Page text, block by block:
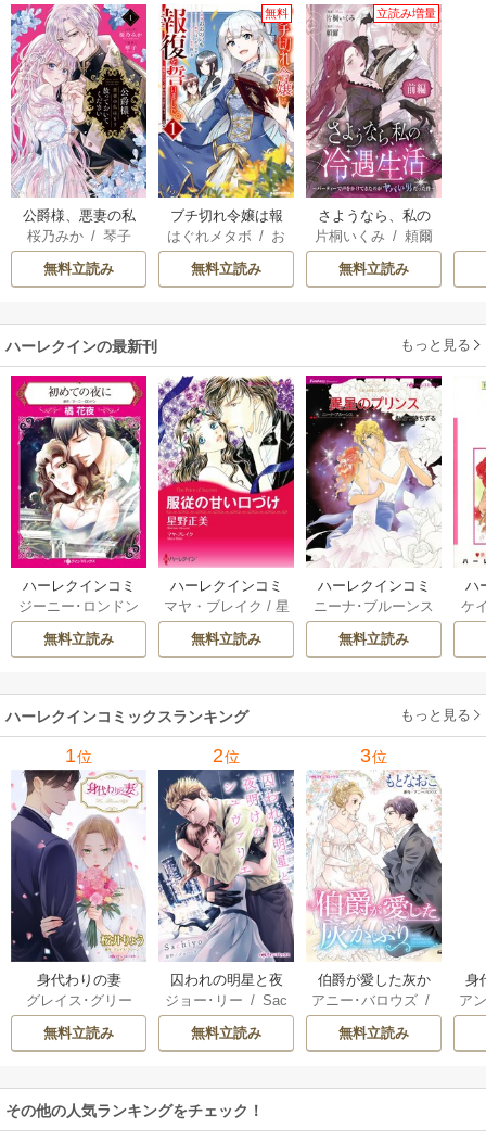
公爵様、悪妻の私
はもう放っておい
てください
桜乃みか/ 琴子
無料立読み
無料
ブチ切れ令嬢は報
復を誓いました。
はぐれメタボ / お
おのいも/昌未
無料立読み
立読み増量
さようなら、私の
冷遇生活 ～パーテ
ィーで声をかけて
きたのがヤバい男
片桐いくみ / 頼爾
無料立読み
ハーレクインの最新刊 もっと見る
ハーレクインコミ
ックス セット 202
6年 vol.1064 1巻
ジーニー･ロンドン
橘花夜/ メアリ
ー･ライアンズ
ーガン/星合操/ア
ン･ウィール/ 津寺
里可子
無料立読み
ハーレクインコミ
ックス セット 202
6年 vol.1002 1巻
マヤ・ブレイク / 星
野正美/ ヘレン･ブ
ルックス/のわきね
ウェイ/一重夕子
無料立読み
ハーレクインコミ
ックス セット 202
6年 vol.1063 1巻
ニーナ･ブルーンス
おおつきちずる
レベッカ･ヨーク
ーディ/海野みつる
サラ･ウッド/流
水凛子
無料立読み
ハ
ッ
ケ
ザ
ハーレクインコミックスランキング もっと見る
1位
身代わりの妻
グレイス･グリー
/桜井りょう
無料立読み
2位
囚われの明星と夜
明けのシュヴァリ
エ
ジョー･リー /Sac
hiyo
無料立読み
3位
伯爵が愛した灰か
ぶり
アニー･バロウズ/
もとなおこ
無料立読み
身
ア
その他の人気ランキングをチェック！